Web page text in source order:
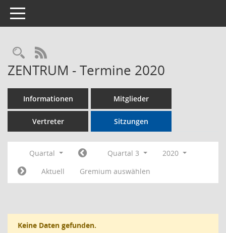
Toggle navigation
Rechercheauswahl
RSS-Feed
ZENTRUM - Termine 2020
Informationen Mitglieder
Vertreter Sitzungen
Quartal Quartal 3
2020
Aktuell
Gremium auswählen
Keine Daten gefunden.